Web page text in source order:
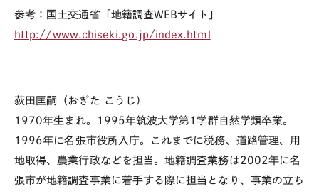
参考：国土交通省「地籍調査WEBサイト」
http://www.chiseki.go.jp/index.html
荻田匡嗣（おぎた こうじ）
1970年生まれ。1995年筑波大学第1学群自然学類卒業。
1996年に名張市役所入庁。これまでに税務、道路管理、用
地取得、農業行政などを担当。地籍調査業務は2002年に名
張市が地籍調査事業に着手する際に担当となり、事業の立ち